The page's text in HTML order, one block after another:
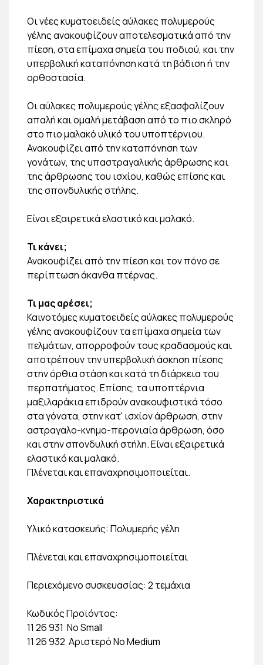
Οι νέες κυματοειδείς αύλακες πολυμερούς
γέλης ανακουφίζουν αποτελεσματικά από την
πίεση, στα επίμαχα σημεία του ποδιού, και την
υπερβολική καταπόνηση κατά τη βάδιση ή την
ορθοστασία.
Οι αύλακες πολυμερούς γέλης εξασφαλίζουν
απαλή και ομαλή μετάβαση από το πιο σκληρό
στο πιο μαλακό υλικό του υποπτέρνιου.
Ανακουφίζει από την καταπόνηση των
γονάτων, της υπαστραγαλικής άρθρωσης και
της άρθρωσης του ισχίου, καθώς επίσης και
της σπονδυλικής στήλης.
Είναι εξαιρετικά ελαστικό και μαλακό.
Τι κάνει;
Ανακουφίζει από την πίεση και τον πόνο σε
περίπτωση άκανθα πτέρνας.
Τι μας αρέσει;
Καινοτόμες κυματοειδείς αύλακες πολυμερούς
γέλης ανακουφίζουν τα επίμαχα σημεία των
πελμάτων, απορροφούν τους κραδασμούς και
αποτρέπουν την υπερβολική άσκηση πίεσης
στην όρθια στάση και κατά τη διάρκεια του
περπατήματος. Επίσης, τα υποπτέρνια
μαξιλαράκια επιδρούν ανακουφιστικά τόσο
στα γόνατα, στην κατ' ισχίον άρθρωση, στην
αστραγαλο-κνημο-περονιαία άρθρωση, όσο
και στην σπονδυλική στήλη. Είναι εξαιρετικά
ελαστικό και μαλακό.
Πλένεται και επαναχρησιμοποιείται.
Χαρακτηριστικά
Υλικό κατασκευής: Πολυμερής γέλη
Πλένεται και επαναχρησιμοποιείται
Περιεχόμενο συσκευασίας: 2 τεμάχια
Κωδικός Προϊόντος:
11 26 931 No Small
11 26 932 Αριστερό No Medium